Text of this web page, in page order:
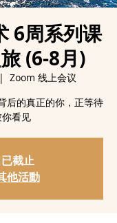
6周系列课
(6-8月)
Zoom 线上会议
后的真正的你，正等待
看见
截止
他活動